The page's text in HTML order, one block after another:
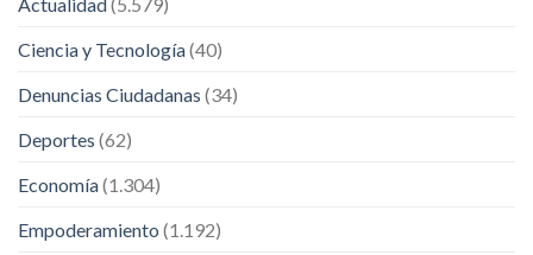
Ciencia y Tecnología(40)
Denuncias Ciudadanas (34)
Deportes (62)
Economía(1.304)
Empoderamiento (1.192)